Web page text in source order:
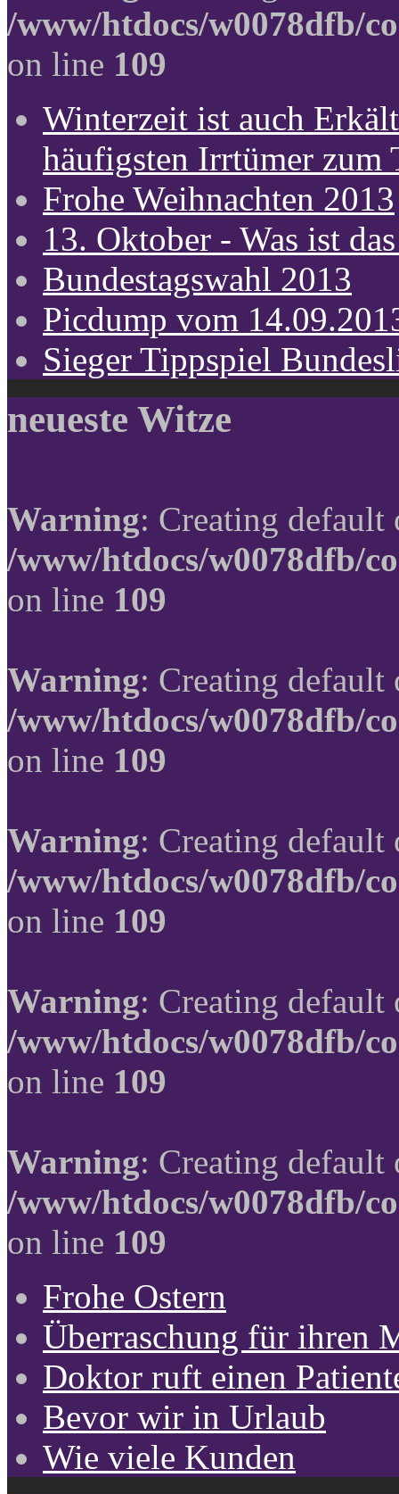
/www/htdocs/w0078dfb/
on line 109
Winterzeit ist auch
häufigsten Irrtümer zum
Frohe Weihnachten 2013
13. Oktober - Was ist
Bundestagswahl 2013
Picdump vom
Sieger Tippspiel
neueste Witze
Warning: Creating
/www/htdocs/w0078dfb/
on line 109
Warning: Creating
/www/htdocs/w0078dfb/
on line 109
Warning: Creating
/www/htdocs/w0078dfb/
on line 109
Warning: Creating
/www/htdocs/w0078dfb/
on line 109
Warning: Creating
/www/htdocs/w0078dfb/
on line 109
Frohe Ostern
Überraschung für ihren
Doktor ruft einen
Bevor wir in Urlaub
Wie viele Kunden